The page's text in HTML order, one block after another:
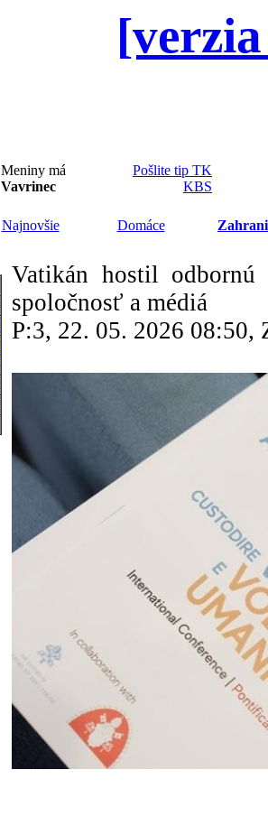
Meniny má
Vavrinec
Pošlite tip TK
KBS
Najnovšie Domáce
Vatikán hostil
spoločnosť a médiá
P:3, 22. 05. 2026 08:50,